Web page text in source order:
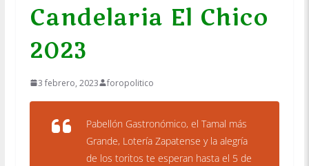
Candelaria El Chico
2023
3 febrero, 2023 foropolitico
Pabellón Gastronómico, el Tamal más
Grande, Lotería Zapatense y la alegría
de los toritos te esperan hasta el 5 de